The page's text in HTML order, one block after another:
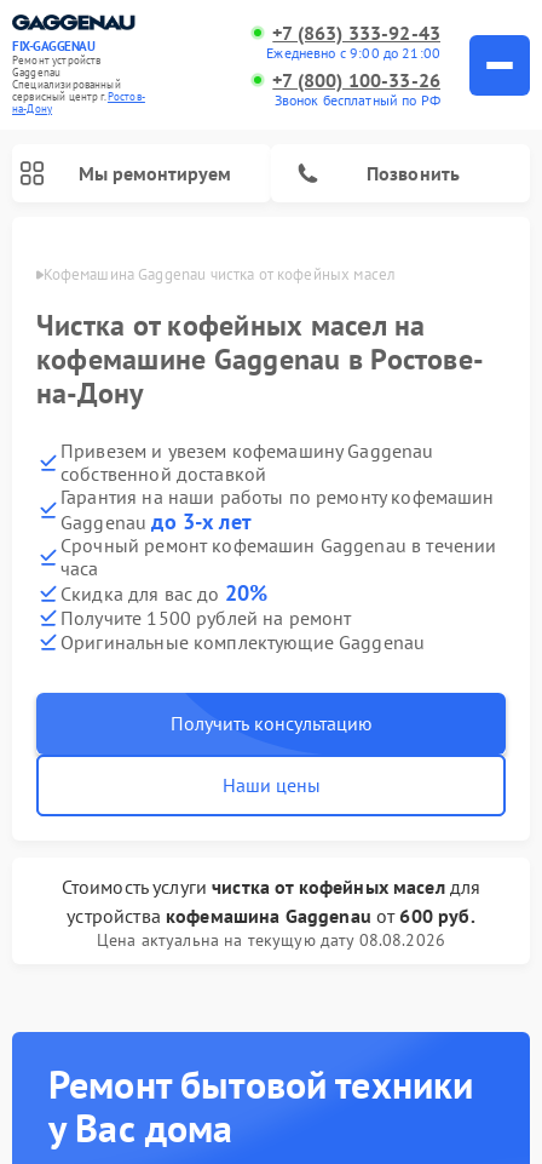
FIX-GAGGENAU
Ремонт устройств
Gaggenau
Специализированный
cервисный центр г.Ростов-
на-Дону
+7 (863) 333-92-43
Ежедневно с 9:00 до 21:00
+7 (800) 100-33-26
Звонок бесплатный по РФ
Мы ремонтируем Позвонить
Кофемашина Gaggenau чистка от кофейных масел
Чистка от кофейных масел на
кофемашине Gaggenau в Ростове-
на-Дону
Привезем и увезем кофемашину Gaggenau
собственной доставкой
Гарантия на наши работы по ремонту кофемашин
Gaggenauдо 3-х лет
Срочный ремонт кофемашин Gaggenau в течении
часа
Скидка для вас до 20%
Получите 1500 рублей на ремонт
Оригинальные комплектующие Gaggenau
Получить консультацию
Наши цены
Стоимость услугичистка от кофейных маселдля
устройства кофемашина Gaggenau от600 руб.
Цена актуальна на текущую дату 08.08.2026
Ремонт бытовой техники
у Вас дома